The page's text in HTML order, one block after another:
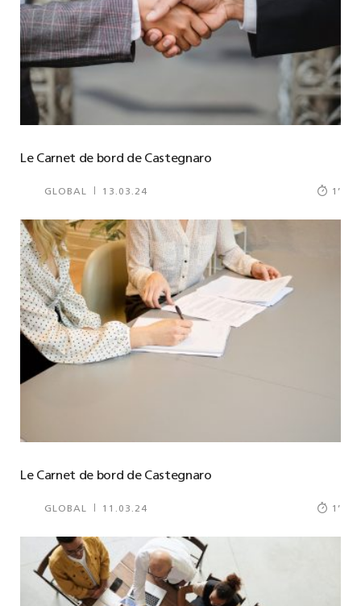
Le Carnet de bord de Castegnaro
GLOBAL 13.03.24 1’
Le Carnet de bord de Castegnaro
GLOBAL 11.03.24 1’